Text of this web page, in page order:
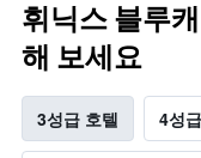
휘닉스 블루
해 보세요
3성급 호텔 4성